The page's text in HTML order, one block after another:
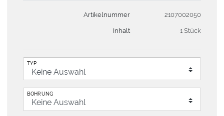
Artikelnummer 2107002050
Inhalt 1 Stück
TYP
BOHRUNG